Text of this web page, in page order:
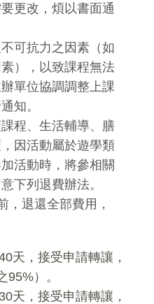
更改，煩以書面通
可抗力之因素（如
），以致課程無法
單位協調調整上課
知。
程、生活輔導、膳
因活動屬於遊學類
活動時，將參相關
下列退費辦法。
，退還全部費用，
天，接受申請轉讓，
費之95%）。
天，接受申請轉讓，